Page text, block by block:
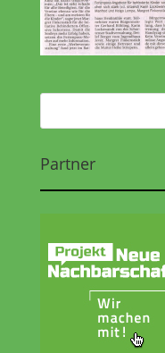
Partner